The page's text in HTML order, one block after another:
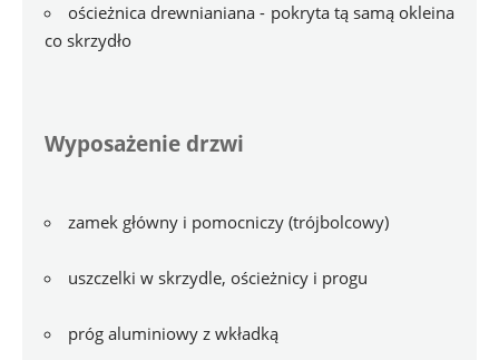
ościeżnica drewnianiana - pokryta tą samą okleina
co skrzydło
Wyposażenie drzwi
zamek główny i pomocniczy (trójbolcowy)
uszczelki w skrzydle, ościeżnicy i progu
próg aluminiowy z wkładką